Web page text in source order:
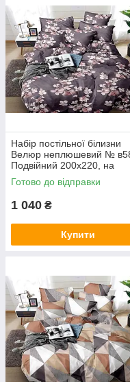
Набір постільної білизни
Велюр неплюшевий №
Подвійний 200х220, на
кнопках
Готово до відправки
1 040 ₴
Купити